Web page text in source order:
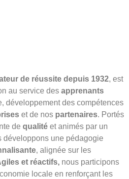
de réussite depuis 1932, est
au service des apprenants
développement des compétences
et de nos partenaires. Portés
de qualité et animés par un
développons une pédagogie
, alignée sur les
et réactifs, nous participons
locale en renforçant les